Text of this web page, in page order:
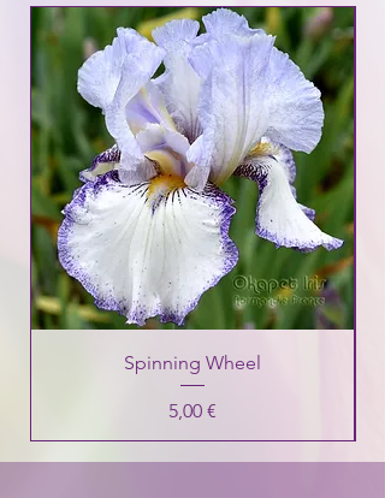
Spinning Wheel
Prix
5,00 €